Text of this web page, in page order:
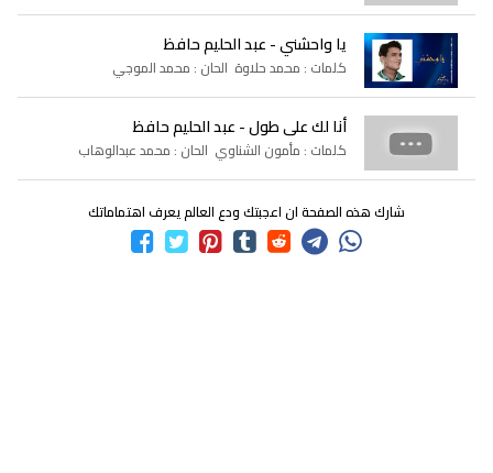
يا واحشني - عبد الحليم حافظ
كلمات : محمد حلاوة الحان : محمد الموجي
أنا لك على طول - عبد الحليم حافظ
كلمات : مأمون الشناوي الحان : محمد عبدالوهاب
شارك هذه الصفحة ان اعجبتك ودع العالم يعرف اهتماماتك